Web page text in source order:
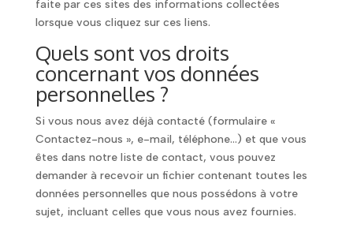
faite par ces sites des informations collectées
lorsque vous cliquez sur ces liens.
Quels sont vos droits
concernant vos données
personnelles ?
Si vous nous avez déjà contacté (formulaire «
Contactez-nous », e-mail, téléphone…) et que vous
êtes dans notre liste de contact, vous pouvez
demander à recevoir un fichier contenant toutes les
données personnelles que nous possédons à votre
sujet, incluant celles que vous nous avez fournies.